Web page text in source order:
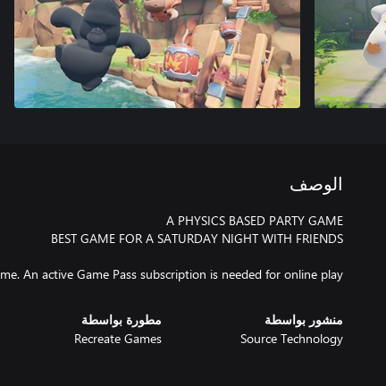
الوصف
An active Game Pass subscription is needed for online play
منشور بواسطة
Source Technology
مطورة بواسطة
Recreate Games